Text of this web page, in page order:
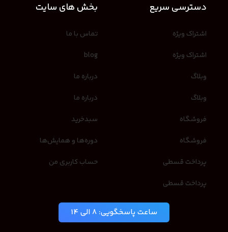
دسترسی سریع
اشتراک ویژه
اشتراک ویژه
وبلاگ
وبلاگ
فروشگاه
فروشگاه
پرداخت قسطی
پرداخت قسطی
بخش های سایت
تماس با ما
blog
درباره ما
درباره ما
سبدخرید
دوره‌ها و همایش‌ها
حساب کاربری من
ساعت پاسخگویی: 8 الی 14